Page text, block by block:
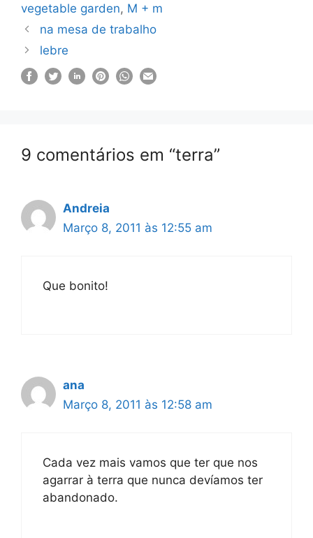
vegetable garden, M + m
na mesa de trabalho
lebre
9 comentários em “terra”
Andreia
Março 8, 2011 às 12:55 am
Que bonito!
ana
Março 8, 2011 às 12:58 am
Cada vez mais vamos que ter que nos
agarrar à terra que nunca devíamos ter
abandonado.